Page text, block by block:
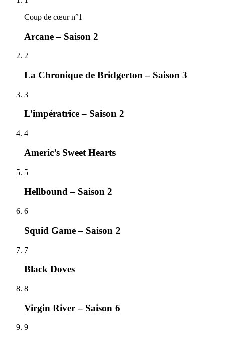
Coup de cœur n°1
Arcane – Saison 2
2
La Chronique de Bridgerton – Saison 3
3
L’impératrice – Saison 2
4
Americ’s Sweet Hearts
5
Hellbound – Saison 2
6
Squid Game – Saison 2
7
Black Doves
8
Virgin River – Saison 6
9